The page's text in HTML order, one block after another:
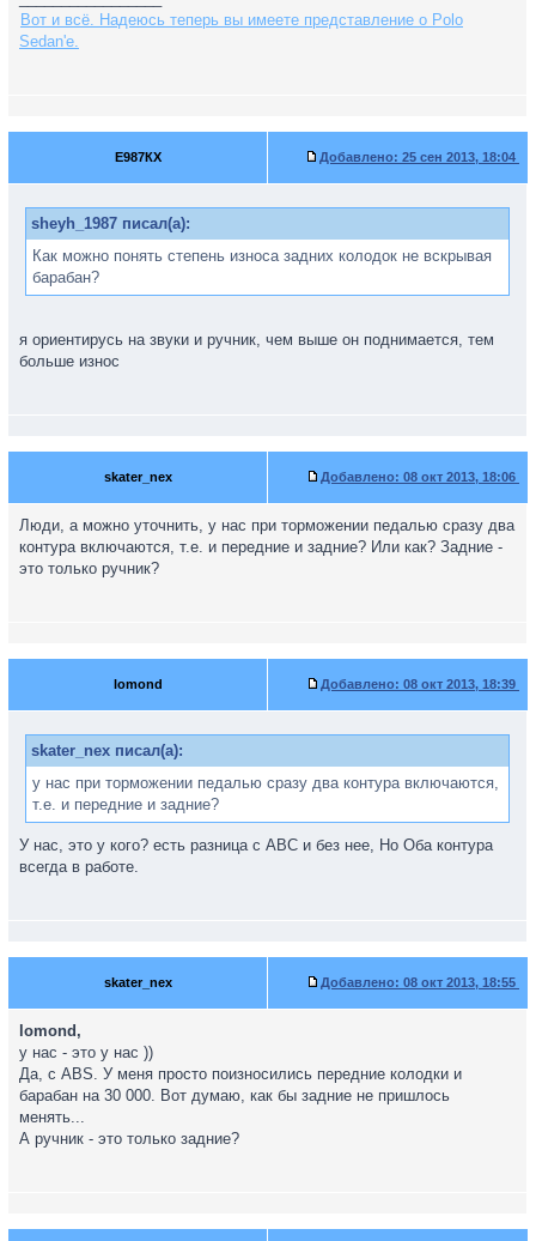
Вот и всё. Надеюсь теперь вы имеете представление о Polo
Sedan'е.
Е987КХ Добавлено: 25 сен 2013, 18:04
sheyh_1987 писал(а):
Как можно понять степень износа задних колодок не вскрывая
барабан?
я ориентирусь на звуки и ручник, чем выше он поднимается, тем
больше износ
skater_nex Добавлено: 08 окт 2013, 18:06
Люди, а можно уточнить, у нас при торможении педалью сразу два
контура включаются, т.е. и передние и задние? Или как? Задние -
это только ручник?
lomond Добавлено: 08 окт 2013, 18:39
skater_nex писал(а):
у нас при торможении педалью сразу два контура включаются,
т.е. и передние и задние?
У нас, это у кого? есть разница с АВС и без нее, Но Оба контура
всегда в работе.
skater_nex Добавлено: 08 окт 2013, 18:55
lomond,
у нас - это у нас ))
Да, с ABS. У меня просто поизносились передние колодки и
барабан на 30 000. Вот думаю, как бы задние не пришлось
менять...
А ручник - это только задние?